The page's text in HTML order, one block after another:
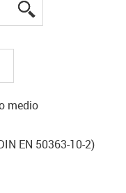
medio
EN 50363-10-2)